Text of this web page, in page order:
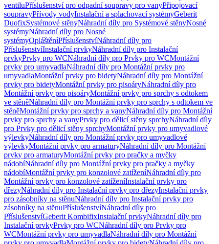
ventiluPříslušenství pro odpadní soupravy pro vanyPřipojovací
soupravyPřívody vodyInstalační a splachovací systémyGeberit
DuofixSystémové stěnyNáhradní díly pro Systémové stěnyNosné
systémyNáhradní díly pro Nosné
systémyOpláštěníPříslušenstvíNáhradní díly pro
PříslušenstvíInstalační prvkyNáhradní díly pro Instalační
prvkyPrvky pro WCNáhradní díly pro Prvky pro WCMontážní
prvky pro umyvadlaNáhradní díly pro Montážní prvky pro
umyvadlaMontážní prvky pro bidetyNáhradní díly pro Montážní
prvky pro bidetyMontážní prvky pro pisoáryNáhradní díly pro
Montážní prvky pro pisoáryMontážní prvky pro sprchy s odtokem
ve stěněNáhradní díly pro Montážní prvky pro sprchy s odtokem ve
stěněMontážní prvky pro sprchy a vanyNáhradní díly pro Montážní
prvky pro sprchy a vanyPrvky pro dělicí stěny sprchyNáhradní díly
pro Prvky pro dělicí stěny sprchyMontážní prvky pro umyvadlové
výlevkyNáhradní díly pro Montážní prvky pro umyvadlové
výlevkyMontážní prvky pro armaturyNáhradní díly pro Montážní
prvky pro armaturyMontážní prvky pro pračky a myčky
nádobíNáhradní díly pro Montážní prvky pro pračky a myčky
nádobíMontážní prvky pro konzolové zatíženíNáhradní díly pro
Montážní prvky pro konzolové zatíženíInstalační prvky pro
dřezyNáhradní díly pro Instalační prvky pro dřezyInstalační prvky
pro zásobníky na stěnuNáhradní díly pro Instalační prvky pro
zásobníky na stěnuPříslušenstvíNáhradní díly pro
PříslušenstvíGeberit KombifixInstalační prvkyNáhradní díly pro
Instalační prvkyPrvky pro WCNáhradní díly pro Prvky pro
WCMontážní prvky pro umyvadlaNáhradní díly pro Montážní